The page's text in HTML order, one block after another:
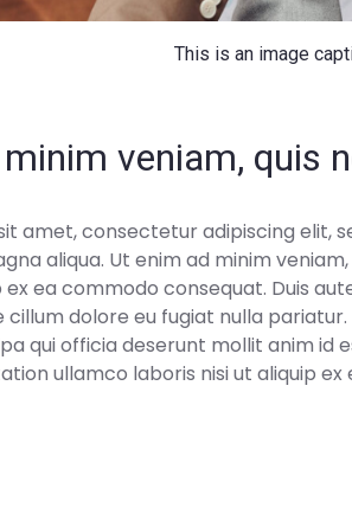
This is an image
veniam, quis
amet, consectetur adipiscing elit,
aliqua. Ut enim ad minim
ex ea commodo consequat. Duis
cillum dolore eu fugiat nulla
qui officia deserunt mollit anim id
ullamco laboris nisi ut aliquip